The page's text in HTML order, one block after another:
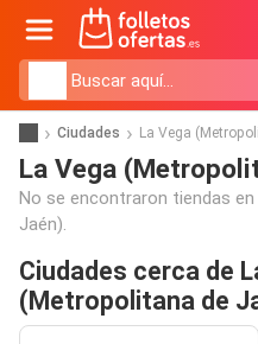
Ciudades La Vega
La Vega
No se encontraron tiendas
Jaén).
Ciudades cerca de
(Metropolitana de